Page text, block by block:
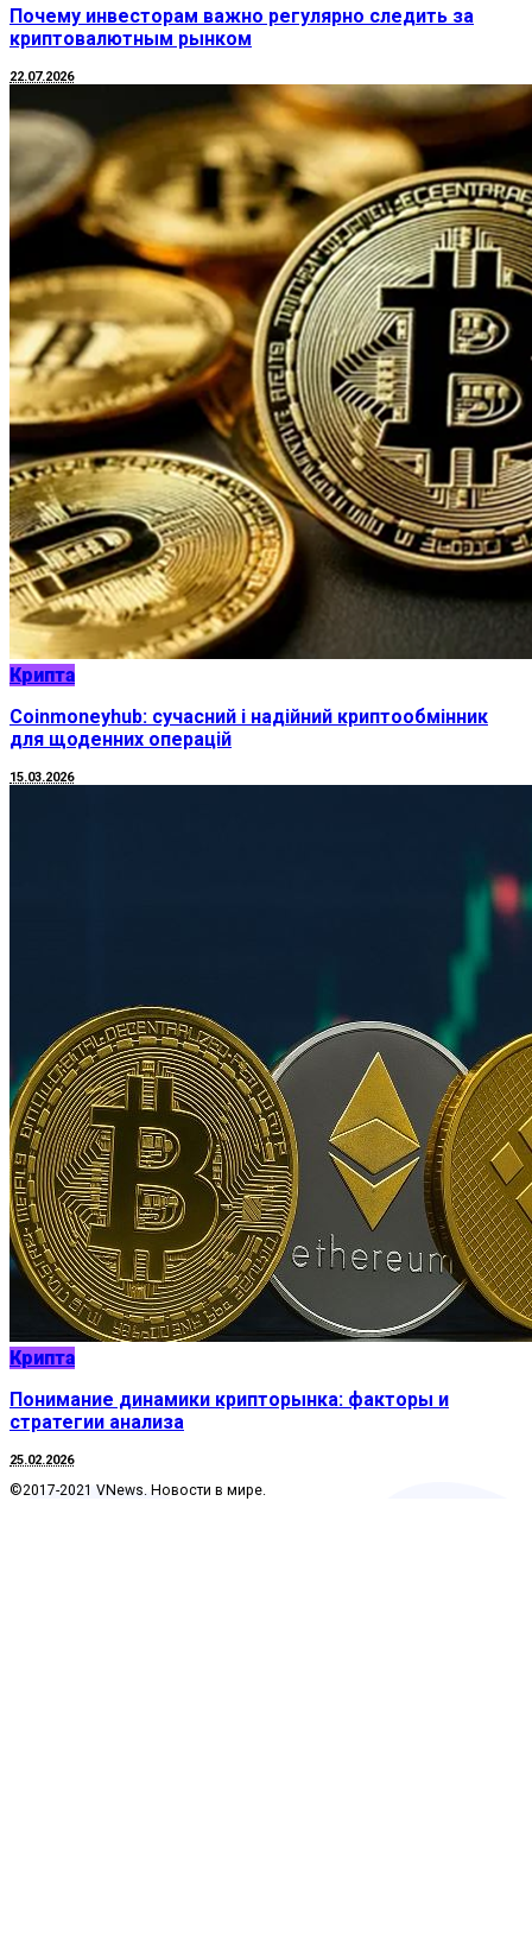
Почему инвесторам важно регулярно следить за
криптовалютным рынком
22.07.2026
Крипта
Coinmoneyhub: сучасний і надійний криптообмінник
для щоденних операцій
15.03.2026
Крипта
Понимание динамики крипторынка: факторы и
стратегии анализа
25.02.2026
©2017-2021 VNews. Новости в мире.